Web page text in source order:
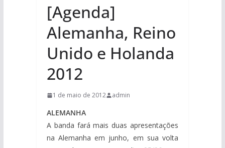
[Agenda]
Alemanha, Reino
Unido e Holanda
2012
1 de maio de 2012 admin
ALEMANHA
A banda fará mais duas apresentações
na Alemanha em junho, em sua volta